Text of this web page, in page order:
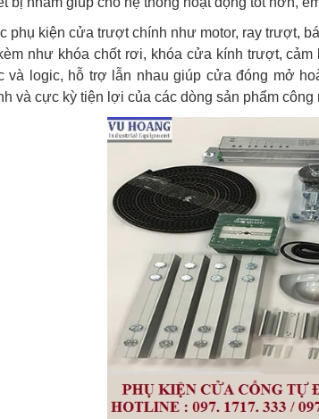
phụ kiện cửa trượt chính như motor, ray trượt,
như khóa chốt rơi, khóa cửa kính trượt,
và logic, hỗ trợ lẫn nhau giúp cửa đóng mở
và cực kỳ tiện lợi của các dòng sản phẩm